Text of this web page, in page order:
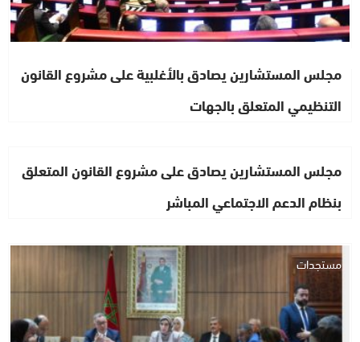
مجلس المستشارين يصادق بالأغلبية على مشروع القانون
التنظيمي المتعلق بالجهات
مجلس المستشارين يصادق على مشروع القانون المتعلق
بنظام الدعم الاجتماعي المباشر
مستجدات